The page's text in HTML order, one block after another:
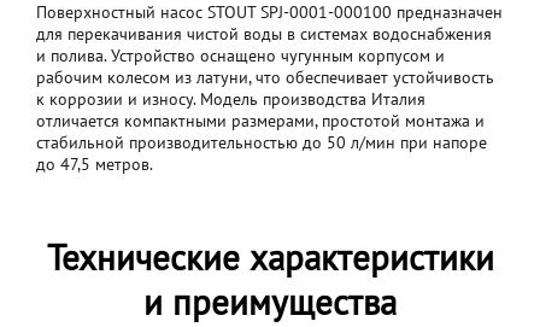
Поверхностный насос STOUT SPJ-0001-000100 предназначен
для перекачивания чистой воды в системах водоснабжения
и полива. Устройство оснащено чугунным корпусом и
рабочим колесом из латуни, что обеспечивает устойчивость
к коррозии и износу. Модель производства Италия
отличается компактными размерами, простотой монтажа и
стабильной производительностью до 50 л/мин при напоре
до 47,5 метров.
Технические характеристики
и преимущества